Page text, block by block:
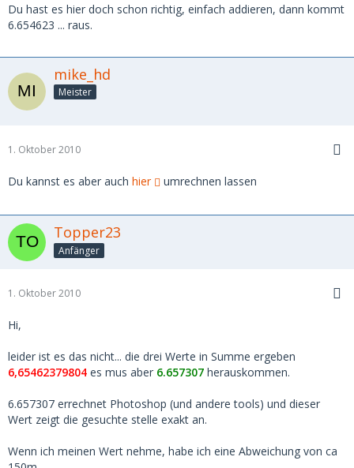
Du hast es hier doch schon richtig, einfach addieren, dann kommt
6.654623 ... raus.
mike_hd
Meister
1. Oktober 2010
Du kannst es aber auch hier umrechnen lassen
Topper23
Anfänger
1. Oktober 2010
Hi,
leider ist es das nicht... die drei Werte in Summe ergeben
6,65462379804 es mus aber 6.657307 herauskommen.
6.657307 errechnet Photoshop (und andere tools) und dieser
Wert zeigt die gesuchte stelle exakt an.
Wenn ich meinen Wert nehme, habe ich eine Abweichung von ca